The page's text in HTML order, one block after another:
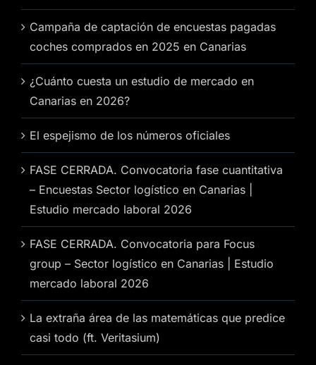
Campaña de captación de encuestas pagadas
coches comprados en 2025 en Canarias
¿Cuánto cuesta un estudio de mercado en
Canarias en 2026?
El espejismo de los números oficiales
FASE CERRADA. Convocatoria fase cuantitativa
– Encuestas Sector logístico en Canarias |
Estudio mercado laboral 2026
FASE CERRADA. Convocatoria para Focus
group – Sector logístico en Canarias | Estudio
mercado laboral 2026
La extraña área de las matemáticas que predice
casi todo (ft. Veritasium)